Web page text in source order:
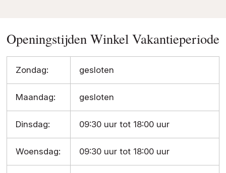
Openingstijden Winkel Vakantieperiode
Zondag: gesloten
Maandag: gesloten
Dinsdag: 09:30 uur tot 18:00 uur
Woensdag: 09:30 uur tot 18:00 uur